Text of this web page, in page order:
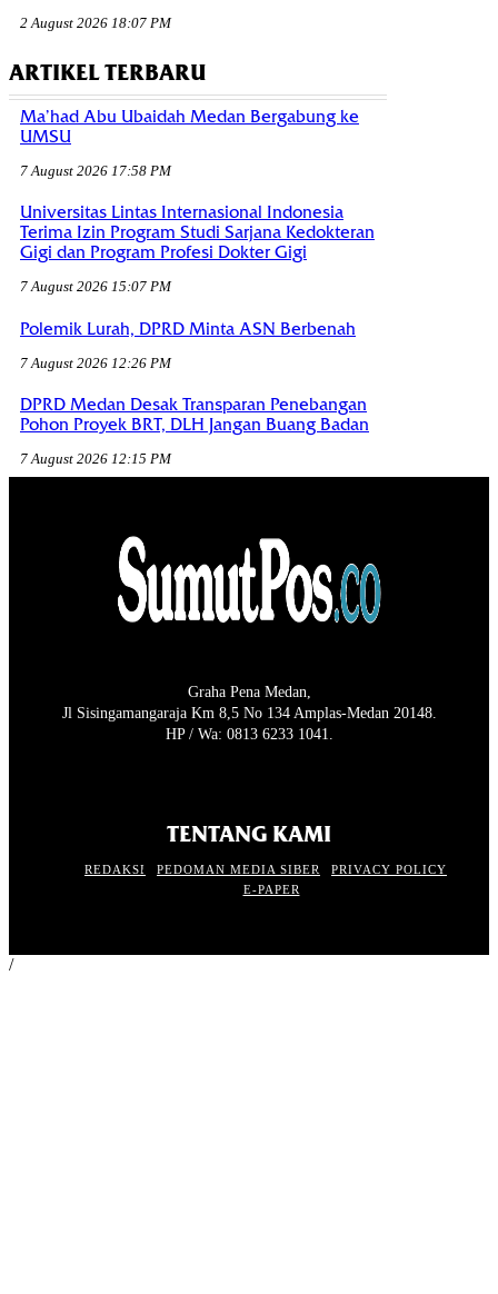
2 August 2026 18:07 PM
ARTIKEL TERBARU
Ma’had Abu Ubaidah Medan Bergabung ke
UMSU
7 August 2026 17:58 PM
Universitas Lintas Internasional Indonesia
Terima Izin Program Studi Sarjana Kedokteran
Gigi dan Program Profesi Dokter Gigi
7 August 2026 15:07 PM
Polemik Lurah, DPRD Minta ASN Berbenah
7 August 2026 12:26 PM
DPRD Medan Desak Transparan Penebangan
Pohon Proyek BRT, DLH Jangan Buang Badan
7 August 2026 12:15 PM
Graha Pena Medan,
Jl Sisingamangaraja Km 8,5 No 134 Amplas-Medan 20148.
HP / Wa: 0813 6233 1041.
TENTANG KAMI
REDAKSI PEDOMAN MEDIA SIBER
PRIVACY POLICY
E-PAPER
/